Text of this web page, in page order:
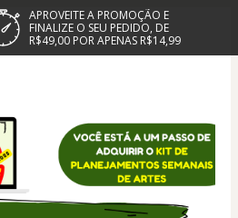
APROVEITE A PROMOÇÃO E
FINALIZE O SEU PEDIDO, DE
R$49,00 POR APENAS R$14,99